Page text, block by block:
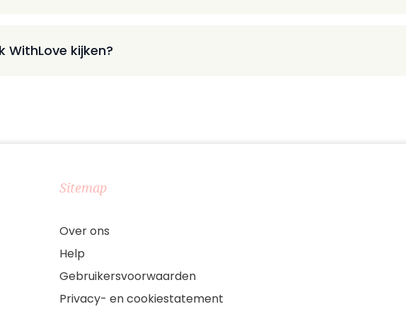
WithLove kijken?
Sitemap
Over ons
Help
Gebruikersvoorwaarden
Privacy- en cookiestatement